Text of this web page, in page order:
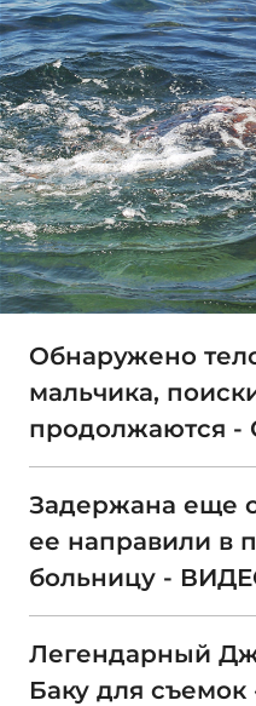
Обнаружено
мальчика,
продолжаются
Задержана еще
ее направили в
больницу -
Легендарный
Баку для съемок